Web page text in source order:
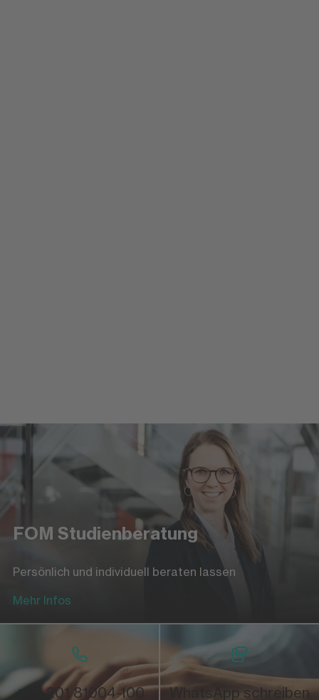
Anmeldung zum Studium
Einfach und schnell online anmelden
Zur Online-Anmeldung
FOM Studienberatung
Persönlich und individuell beraten lassen
Mehr Infos
+49 201 81004-100 WhatsApp schreiben